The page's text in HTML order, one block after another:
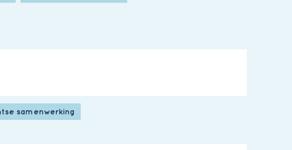
samenwerking